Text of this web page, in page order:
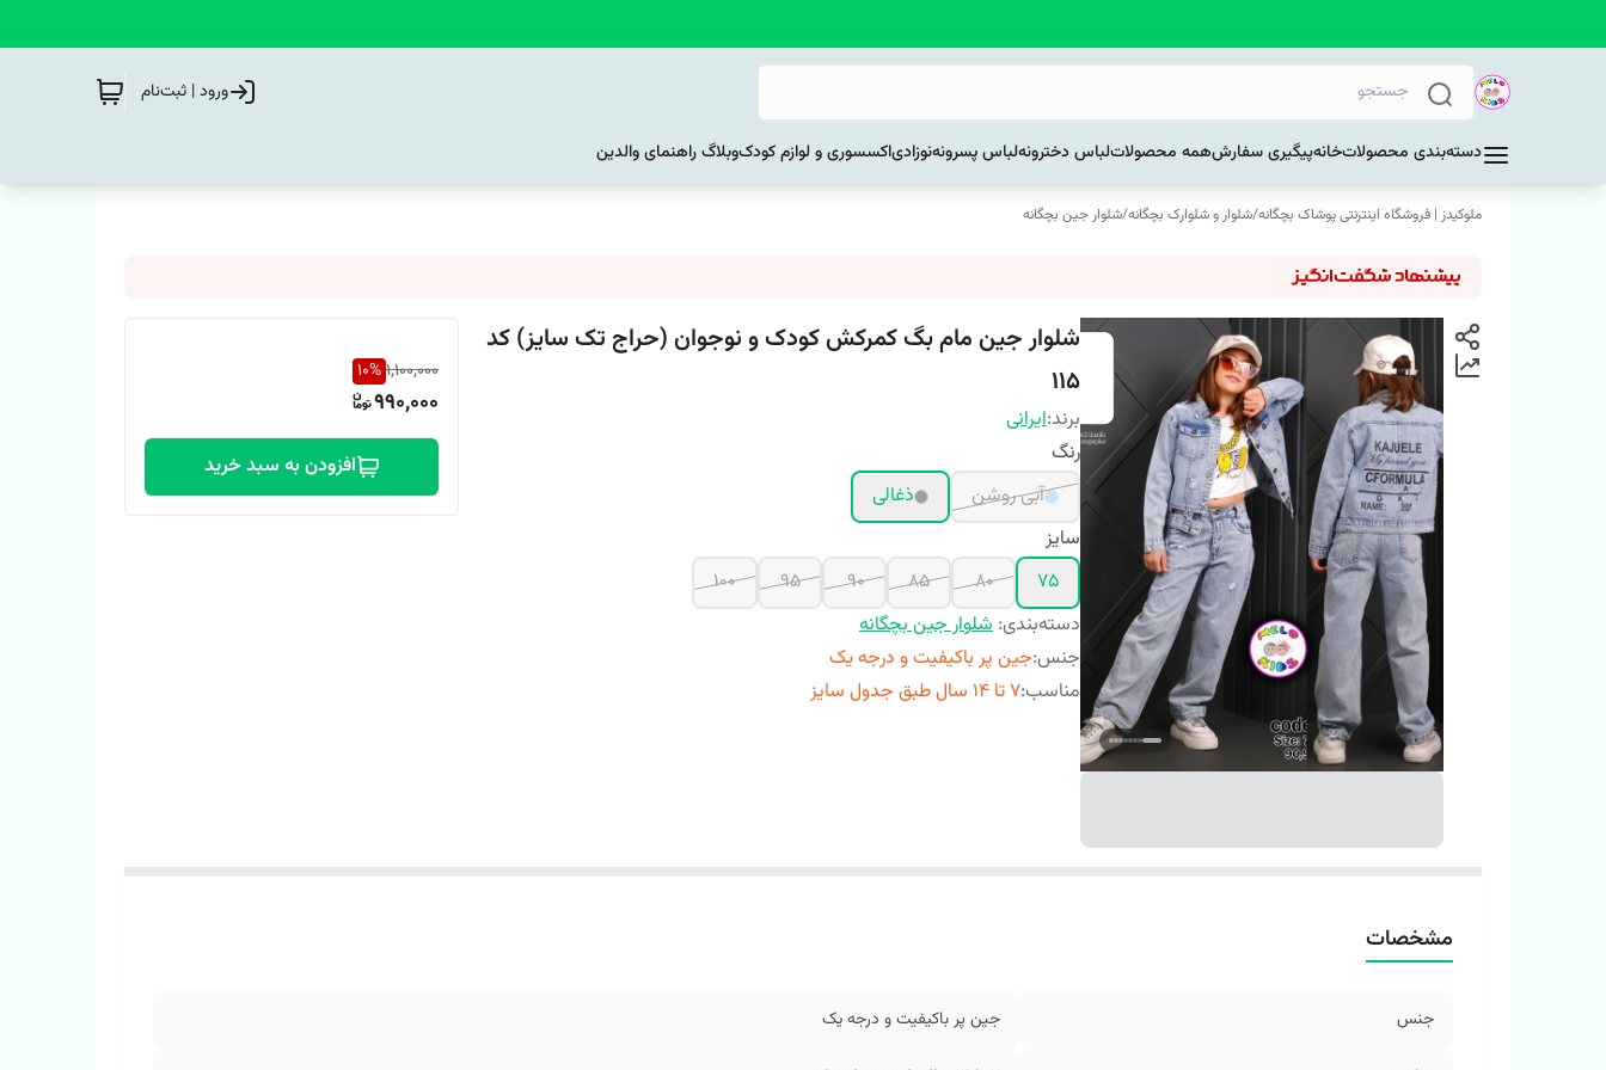
ورود | ثبت‌نام
دسته‌بندی محصولاتخانهپیگیری سفارشهمه محصولاتلباس دخترونهلباس پسرونهنوزادیاکسسوری و لوازم کودکوبلاگ راهنمای والدین
ملوکیدز | فروشگاه اینترنتی پوشاک بچگانه/شلوار و شلوارک بچگانه/شلوار جین بچگانه
شلوار جین مام بگ کمرکش کودک و نوجوان (حراج تک سایز) کد
115
برند:ایرانی
رنگ
آبی روشن
ذغالی
سایز
75
80
85
90
95
100
دسته‌بندی: شلوار جین بچگانه
جنس:جین پر باکیفیت و درجه یک
مناسب:7 تا ۱۴ سال طبق جدول سایز
1,100,000
10%
990,000
افزودن به سبد خرید
مشخصات
جنس جین پر باکیفیت و درجه یک